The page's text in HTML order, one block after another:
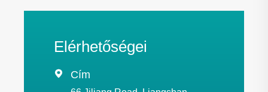
Elérhetőségei
 Cím